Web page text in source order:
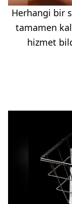
Herhangi bir
tamamen
hizmet